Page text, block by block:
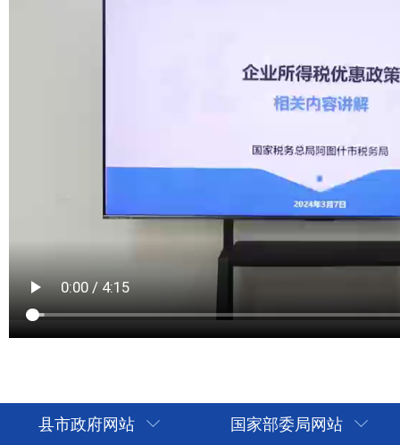
县市政府网站
国家部委局网站